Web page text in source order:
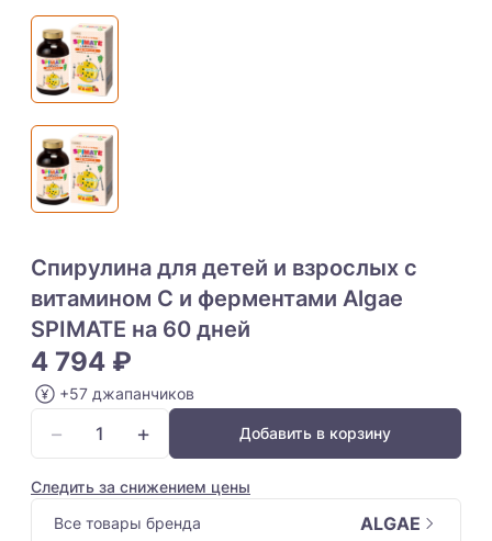
Спирулина для детей и взрослых с
витамином С и ферментами Algae
SPIMATE на 60 дней
4 794 ₽
+57 джапанчиков
− + Добавить в корзину
Следить за снижением цены
Все товары бренда
ALGAE